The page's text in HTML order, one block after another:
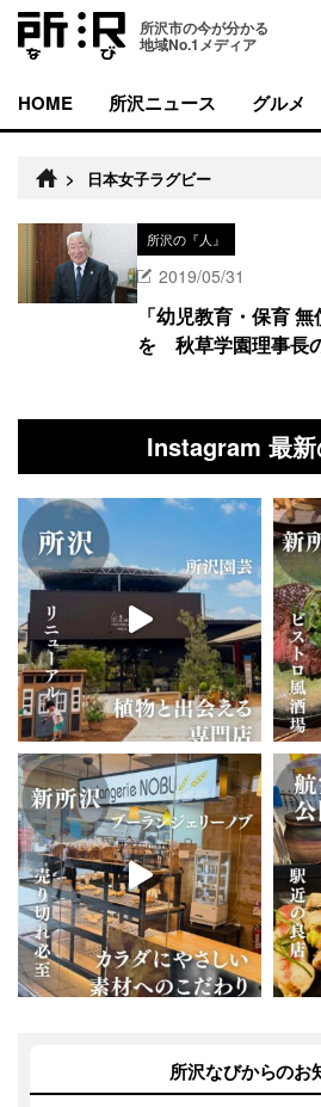
所沢市の今が分かる
地域No.1メディア
HOME 所沢ニュース グルメ
> 日本女子ラグビー
所沢の『人』
2019/05/31
「幼児教育・保育
を 秋草学園理事長
Instagram 最
所沢なびからのお